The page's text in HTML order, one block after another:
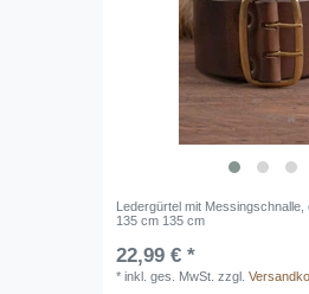
Ledergürtel mit Messingschnalle,
135 cm 135 cm
22,99 € *
*inkl. ges. MwSt. zzgl.